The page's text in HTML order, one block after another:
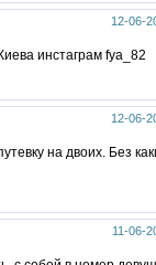
12-06-
инстаграм fya_82
12-06-
на двоих. Без
11-06-